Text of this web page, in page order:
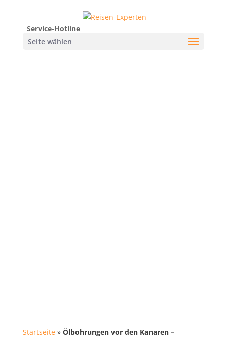
Service-Hotline
Seite wählen
Startseite» Ölbohrungen vor den Kanaren –